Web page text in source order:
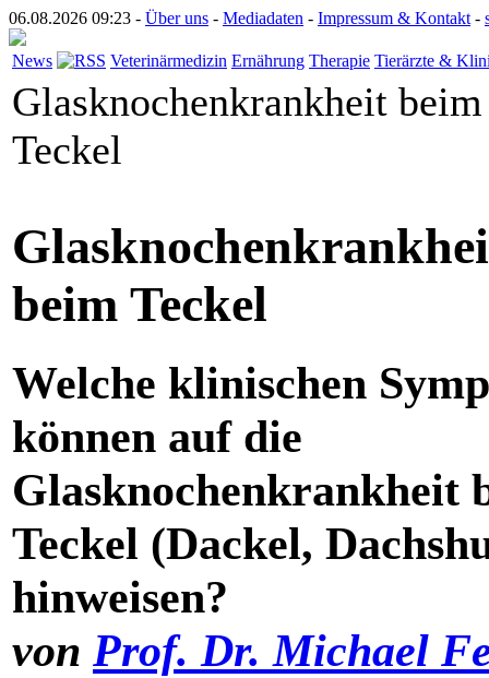
06.08.2026 09:23 - Über uns - Mediadaten - Impressum & Kontakt -
News Veterinärmedizin Ernährung Therapie Tierärzte &
Glasknochenkrankheit beim
Teckel
beim Teckel
Welche klinischen
können auf die
Glasknochenkrankheit
Teckel (Dackel,
hinweisen?
von Prof. Dr. Michael